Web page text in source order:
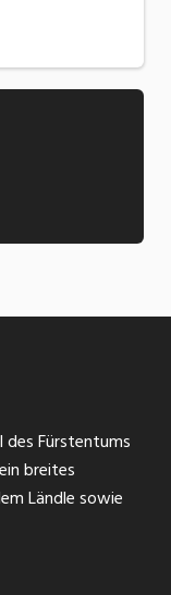
Fürstentums
breites
Ländle sowie